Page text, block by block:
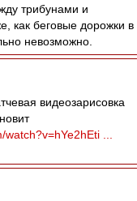
трибунами и
как беговые дорожки в
невозможно.
видеозарисовка
...